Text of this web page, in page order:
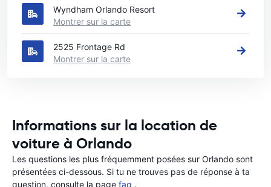
Wyndham Orlando Resort
Montrer sur la carte
2525 Frontage Rd
Montrer sur la carte
Informations sur la location de
voiture à Orlando
Les questions les plus fréquemment posées sur Orlando sont
présentées ci-dessous. Si tu ne trouves pas de réponse à ta
question, consulte la page faq .